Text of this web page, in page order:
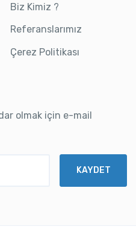
Biz Kimiz ?
Referanslarımız
Çerez Politikası
olmak için e-mail
KAYDET